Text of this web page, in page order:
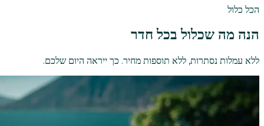
הכל כלול
הנה מה שכלול בכל חדר
ללא עמלות נסתרות, ללא תוספות מחיר. כך ייראה היום שלכם.